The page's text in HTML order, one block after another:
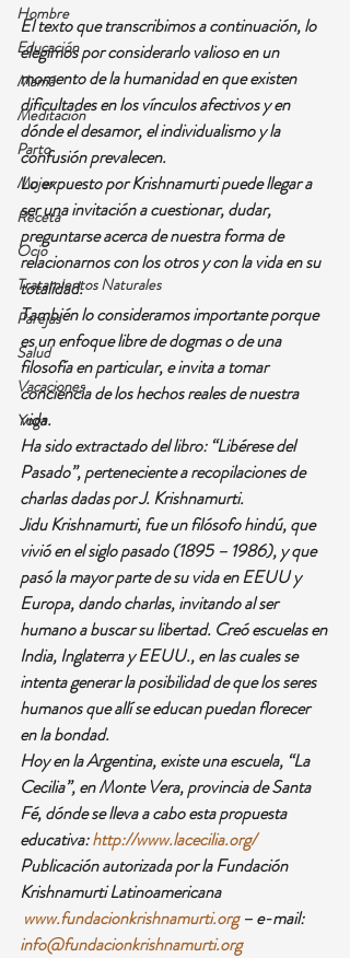
Hombre
Educación
Mamá
Meditación
Parto
Mujer
Receta
Ocio
Tratamientos Naturales
Parejas
Salud
Vacaciones
Yoga
El texto que transcribimos a continuación, lo
elegimos por considerarlo valioso en un
momento de la humanidad en que existen
dificultades en los vínculos afectivos y en
dónde el desamor, el individualismo y la
confusión prevalecen.
Lo expuesto por Krishnamurti puede llegar a
ser una invitación a cuestionar, dudar,
preguntarse acerca de nuestra forma de
relacionarnos con los otros y con la vida en su
totalidad.
También lo consideramos importante porque
es un enfoque libre de dogmas o de una
filosofía en particular, e invita a tomar
conciencia de los hechos reales de nuestra
vida.
Ha sido extractado del libro: “Libérese del
Pasado”, perteneciente a recopilaciones de
charlas dadas por J. Krishnamurti.
Jidu Krishnamurti, fue un filósofo hindú, que
vivió en el siglo pasado (1895 – 1986), y que
pasó la mayor parte de su vida en EEUU y
Europa, dando charlas, invitando al ser
humano a buscar su libertad. Creó escuelas en
India, Inglaterra y EEUU., en las cuales se
intenta generar la posibilidad de que los seres
humanos que allí se educan puedan florecer
en la bondad.
Hoy en la Argentina, existe una escuela, “La
Cecilia”, en Monte Vera, provincia de Santa
Fé, dónde se lleva a cabo esta propuesta
educativa: http://www.lacecilia.org/
Publicación autorizada por la Fundación
Krishnamurti Latinoamericana
www.fundacionkrishnamurti.org – e-mail:
info@fundacionkrishnamurti.org